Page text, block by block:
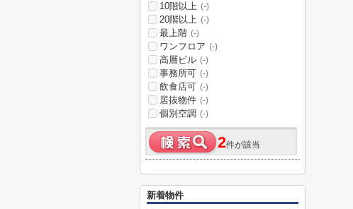
10階以上 (-)
20階以上 (-)
最上階 (-)
ワンフロア (-)
高層ビル (-)
事務所可 (-)
飲食店可 (-)
居抜物件 (-)
個別空調 (-)
2件が該当
新着物件